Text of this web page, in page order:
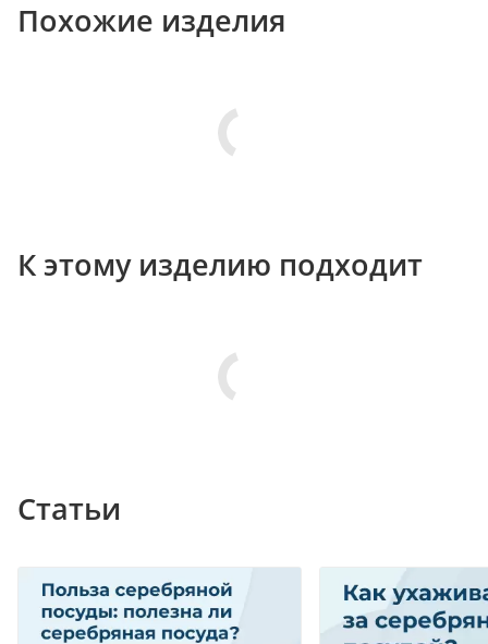
Похожие изделия
К этому изделию подходит
Статьи